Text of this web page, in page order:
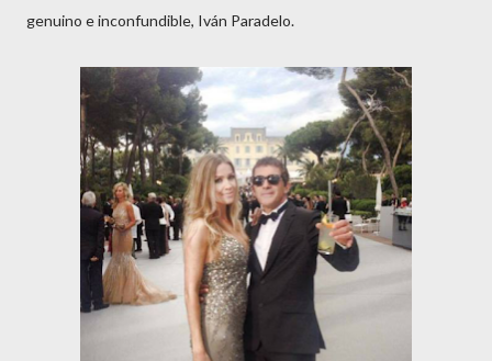
genuino e inconfundible, Iván Paradelo.